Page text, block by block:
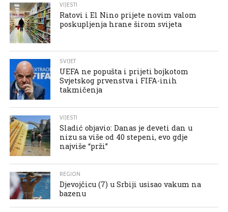
VIJESTI
Ratovi i El Nino prijete novim valom
poskupljenja hrane širom svijeta
SVIJET
UEFA ne popušta i prijeti bojkotom
Svjetskog prvenstva i FIFA-inih
takmičenja
VIJESTI
Sladić objavio: Danas je deveti dan u
nizu sa više od 40 stepeni, evo gdje
najviše “prži”
REGION
Djevojčicu (7) u Srbiji usisao vakum na
bazenu